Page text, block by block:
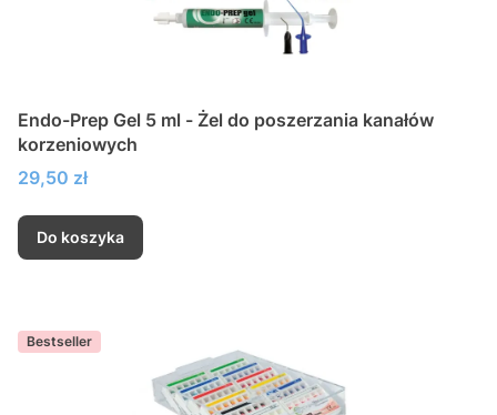
Endo-Prep Gel 5 ml - Żel do poszerzania kanałów
korzeniowych
Cena
29,50 zł
Do koszyka
Bestseller